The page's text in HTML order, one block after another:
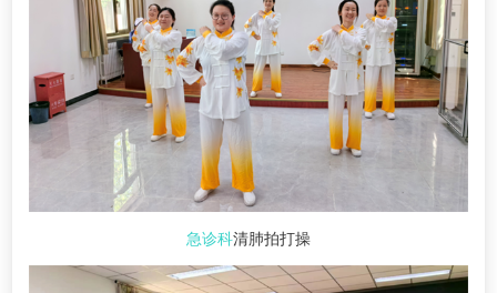
急诊科清肺拍打操